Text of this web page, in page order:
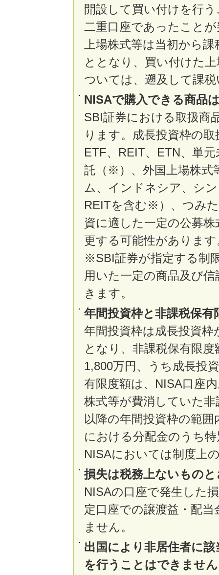
開設して買い付けを行
二重口座であったこと
上場株式等は当初から
ととなり、買い付けた
ついては、遡及して課
NISAで購入できる商品
SBI証券における取扱商
ります。成長投資枠の
ETF、REIT、ETN、単
託（※）、外国上場株式
ム、インドネシア、シ
REITを含む※）、つみ
資に適した一定の公募
更する可能性があります
※SBI証券が指定する制
用いた一定の商品及び
きます。
年間投資枠と非課税保
年間投資枠は成長投資
となり、非課税保有限
1,800万円、うち成長投
有限度額は、NISA口座
株式等が費消していた
以降の年間投資枠の範
における分配金のうち
NISAにおいては制度上
損失は税務上ないもの
NISAの口座で発生した
定口座での譲渡益・配
ません。
出国により非居住者に
を行うことはできませ